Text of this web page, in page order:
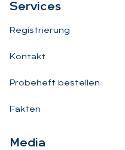
Ser­vices
Registrierung
Kontakt
Probeheft bestellen
Fakten
Me­dia